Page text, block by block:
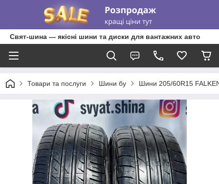
Свят-шина — якісні шини та диски для вантажних авто
Товари та послуги Шини бу Шини 205/60R15